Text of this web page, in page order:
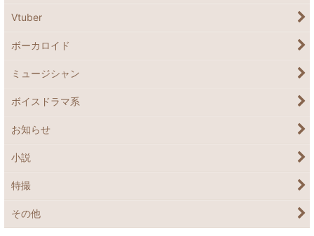
Vtuber
ボーカロイド
ミュージシャン
ボイスドラマ系
お知らせ
小説
特撮
その他